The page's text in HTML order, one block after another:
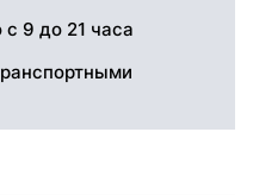
9 до 21 часа